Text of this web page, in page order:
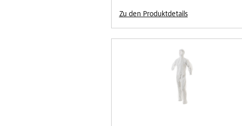
Zu den Produktdetails